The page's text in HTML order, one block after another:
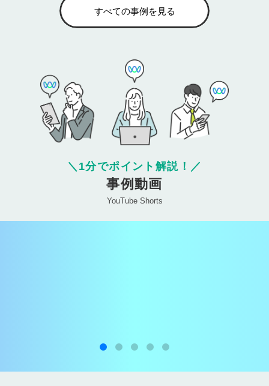
すべての事例を見る
＼ 1分でポイント解説！ ／
事例動画
YouTube Shorts